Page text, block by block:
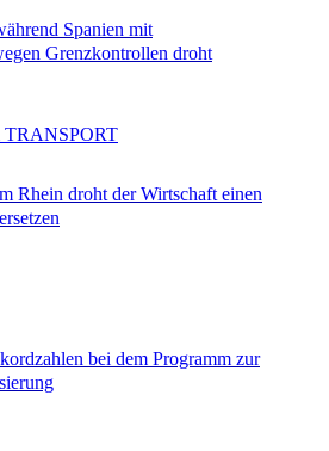
Spanien mit
Grenzkontrollen droht
Rhein droht der Wirtschaft einen
bei dem Programm zur